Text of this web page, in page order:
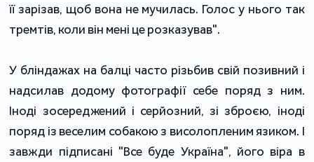
її зарізав, щоб вона не мучилась. Голос у нього так
тремтів, коли він мені це розказував".
У бліндажах на балці часто різьбив свій позивний і
надсилав додому фотографії себе поряд з ним.
Іноді зосереджений і серйозний, зі зброєю, іноді
поряд із веселим собакою з висолопленим язиком. І
завжди підписані "Все буде Україна", його віра в